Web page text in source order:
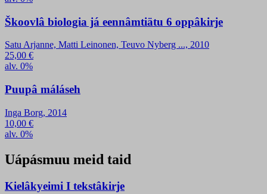
Škoovlâ biologia já eennâmtiätu 6 oppâkirje
Satu Arjanne, Matti Leinonen, Teuvo Nyberg ..., 2010
25,00 €
alv. 0%
Puupâ máláseh
Inga Borg, 2014
10,00 €
alv. 0%
Uápásmuu meid taid
Kielâkyeimi I tekstâkirje